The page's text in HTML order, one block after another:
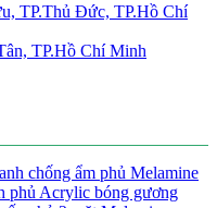
TP.Thủ Đức, TP.Hồ Chí
TP.Hồ Chí Minh
chống ẩm phủ Melamine
phủ Acrylic bóng gương